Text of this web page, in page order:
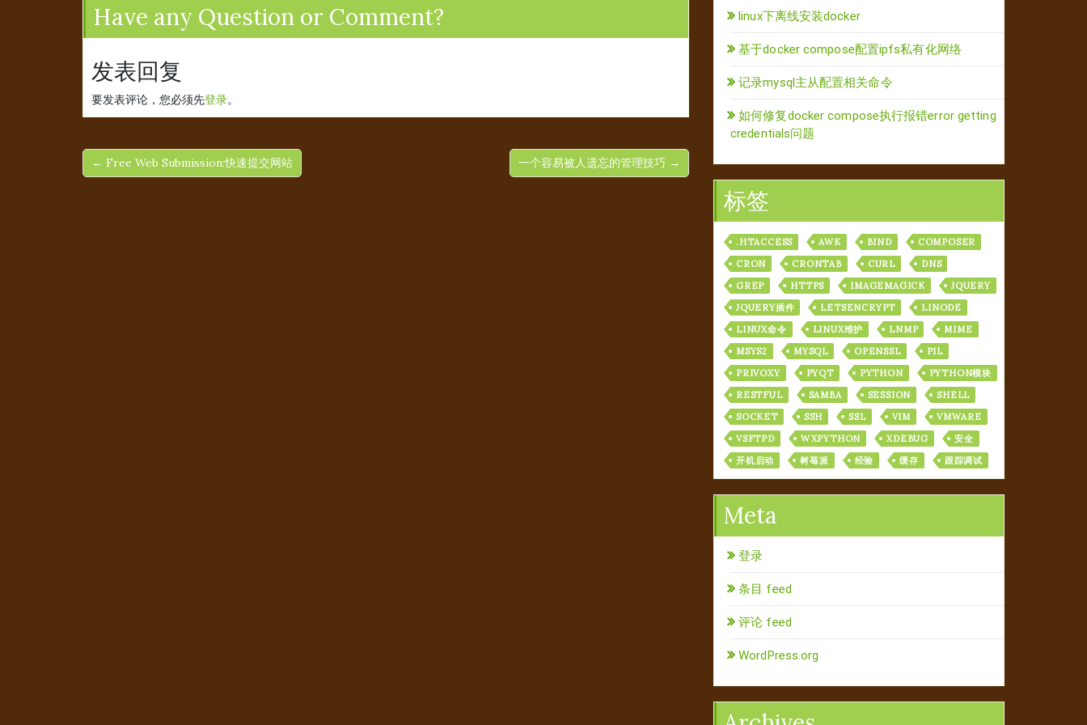
Have any Question or Comment?
发表回复
要发表评论，您必须先登录。
← Free Web Submission:快速提交网站 一个容易被人遗忘的管理技巧 →
linux下离线安装docker
基于docker compose配置ipfs私有化网络
记录mysql主从配置相关命令
如何修复docker compose执行报错error getting
credentials问题
标签
.HTACCESS AWK BIND
COMPOSER
CRON
CRONTAB CURL
DNS
GREP
HTTPS IMAGEMAGICK
JQUERY
JQUERY插件
LETSENCRYPT
LINODE
LINUX命令
LINUX维护 LNMP
MIME
MSYS2
MYSQL OPENSSL
PIL
PRIVOXY
PYQT PYTHON
PYTHON模块
RESTFUL
SAMBA SESSION
SHELL
SOCKET
SSH SSL VIM
VMWARE
VSFTPD
WXPYTHON XDEBUG
安全
开机启动
树莓派 经验 缓存 跟踪调试
Meta
登录
条目 feed
评论 feed
WordPress.org